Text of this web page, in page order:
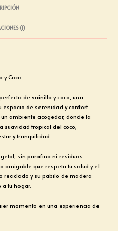
(1)
y Coco
de vainilla y coco, una
espacio de serenidad y confort.
ambiente acogedor, donde la
suavidad tropical del coco,
y tranquilidad.
sin parafina ni residuos
amigable que respeta tu salud y el
reciclado y su pabilo de madera
tu hogar.
momento en una experiencia de